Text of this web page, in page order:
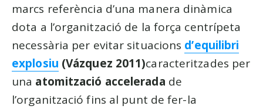
marcs referència d’una manera dinàmica
dota a l’organització de la força centrípeta
necessària per evitar situacions d’equilibri
explosiu (Vázquez 2011)caracteritzades per
una atomització accelerada de
l’organització fins al punt de fer-la